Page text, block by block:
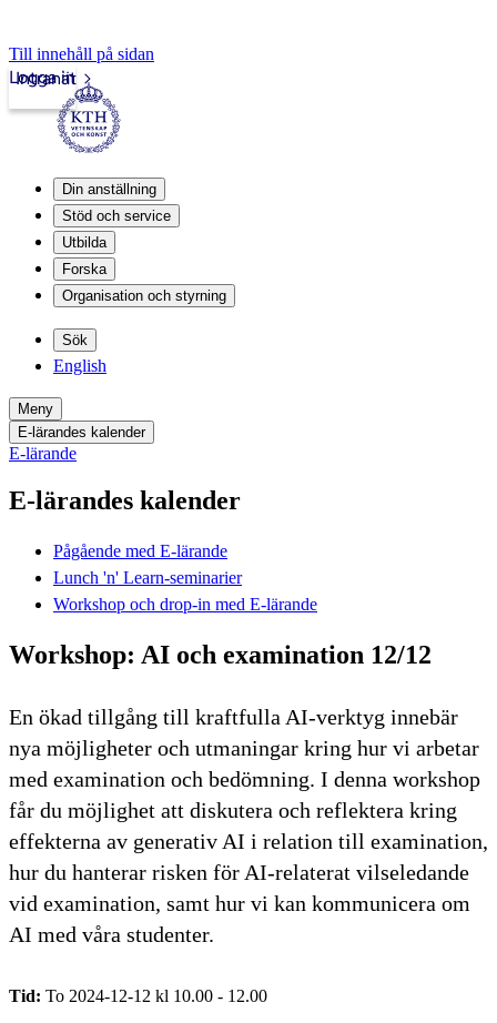
Till innehåll på sidan
Intranät
Logga in
Din anställning
Stöd och service
Utbilda
Forska
Organisation och styrning
Sök
English
Meny
E-lärandes kalender
E-lärande
E-lärandes kalender
Pågående med E-lärande
Lunch 'n' Learn-seminarier
Workshop och drop-in med E-lärande
Workshop: AI och examination 12/12
En ökad tillgång till kraftfulla AI-verktyg innebär
nya möjligheter och utmaningar kring hur vi arbetar
med examination och bedömning. I denna workshop
får du möjlighet att diskutera och reflektera kring
effekterna av generativ AI i relation till examination,
hur du hanterar risken för AI-relaterat vilseledande
vid examination, samt hur vi kan kommunicera om
AI med våra studenter.
Tid: To 2024-12-12 kl 10.00 - 12.00